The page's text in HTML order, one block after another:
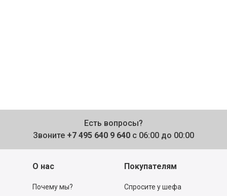
Есть вопросы?
Звоните +7 495 640 9 640 с 06:00 до 00:00
О нас
Почему мы?
Покупателям
Спросите у шефа